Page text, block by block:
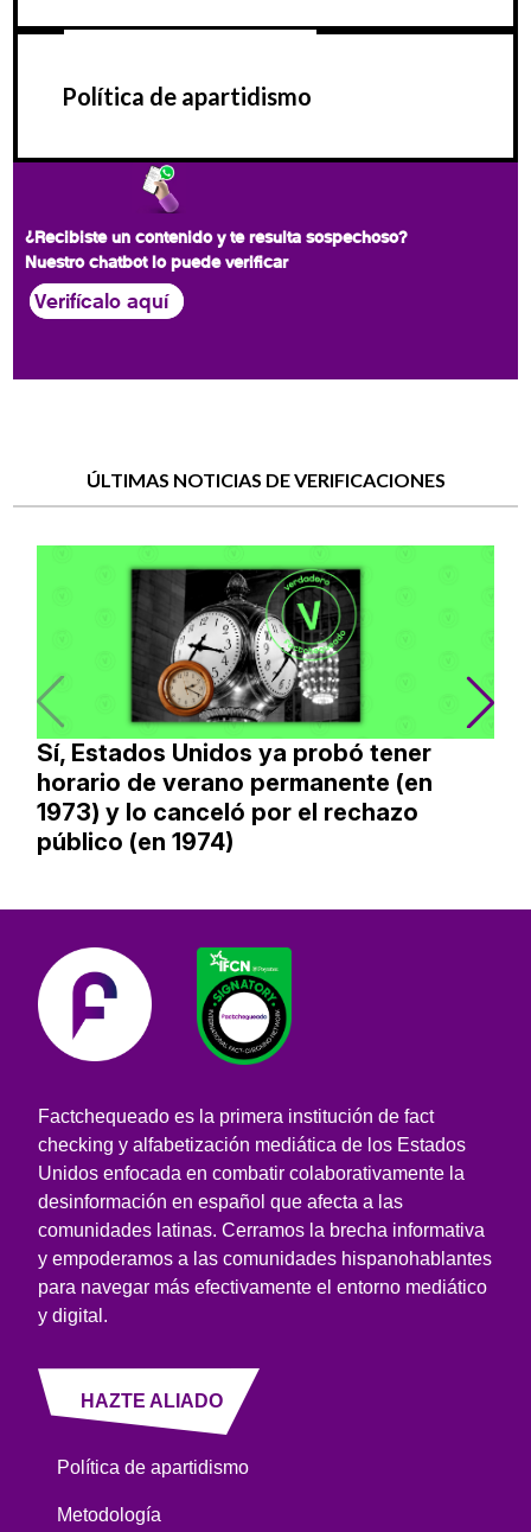
Política de apartidismo
¿Recibiste un contenido y te resulta sospechoso?
Nuestro chatbot lo puede verificar
Verifícalo aquí
ÚLTIMAS NOTICIAS DE VERIFICACIONES
Sí, Estados Unidos ya probó tener
horario de verano permanente (en
1973) y lo canceló por el rechazo
público (en 1974)
Factchequeado es la primera institución de fact
checking y alfabetización mediática de los Estados
Unidos enfocada en combatir colaborativamente la
desinformación en español que afecta a las
comunidades latinas. Cerramos la brecha informativa
y empoderamos a las comunidades hispanohablantes
para navegar más efectivamente el entorno mediático
y digital.
HAZTE ALIADO
Política de apartidismo
Metodología